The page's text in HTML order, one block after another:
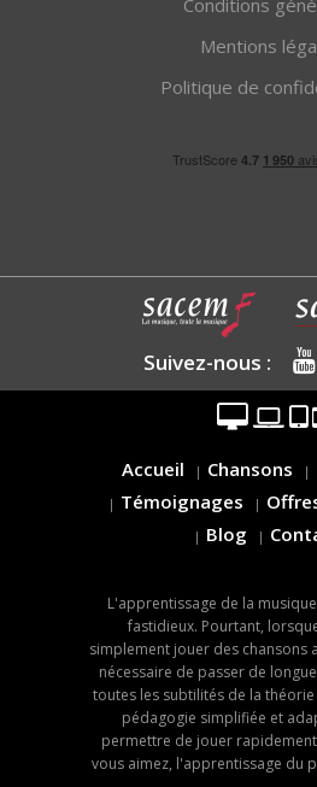
Mentions
Politique de
Suivez-nous :
Accueil Chansons
Témoignages
Blog
L'apprentissage de la
fastidieux. Pourtant,
simplement jouer des chansons
nécessaire de passer de
toutes les subtilités de la théorie
pédagogie simplifiée et
permettre de jouer
vous aimez, l'apprentissage du